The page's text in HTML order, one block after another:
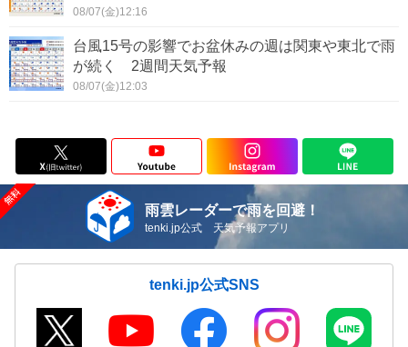
08/07(金)12:16
台風15号の影響でお盆休みの週は関東や東北で雨
が続く 2週間天気予報
08/07(金)12:03
雨雲レーダーで雨を回避！
tenki.jp公式 天気予報アプリ
tenki.jp公式SNS